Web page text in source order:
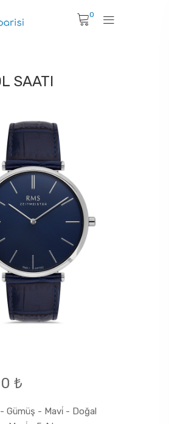
0
SAATI
₺
Gümüş - Mavi̇ - Doğal